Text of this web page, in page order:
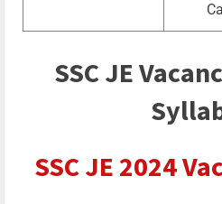
SSC JE
SSC JE 2024